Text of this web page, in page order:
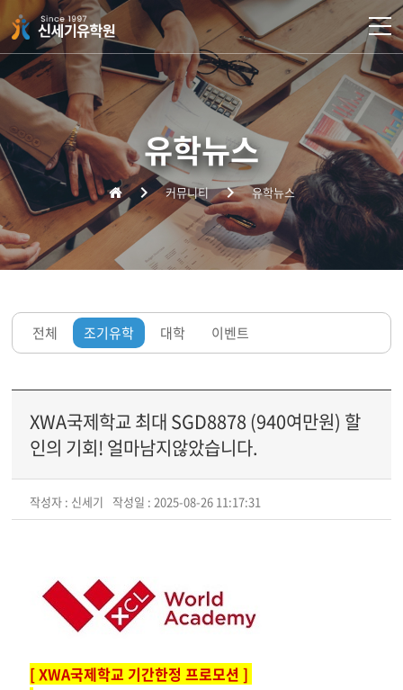
주메뉴 바로가기
컨텐츠 바로가기
유학뉴스
커뮤니티 유학뉴스
전체 조기유학 대학 이벤트
XWA국제학교 최대 SGD8878 (940여만원) 할
인의 기회! 얼마남지않았습니다.
작성자 : 신세기 작성일 : 2025-08-26 11:17:31
[ XWA국제학교 기간한정 프로모션 ]